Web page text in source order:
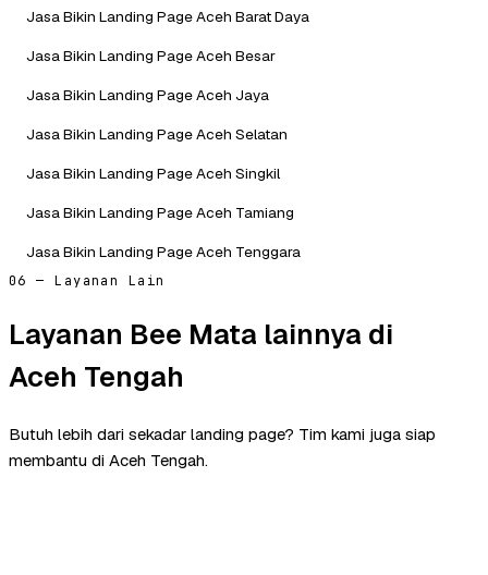
Jasa Bikin Landing Page Aceh Barat Daya
Jasa Bikin Landing Page Aceh Besar
Jasa Bikin Landing Page Aceh Jaya
Jasa Bikin Landing Page Aceh Selatan
Jasa Bikin Landing Page Aceh Singkil
Jasa Bikin Landing Page Aceh Tamiang
Jasa Bikin Landing Page Aceh Tenggara
06 — Layanan Lain
Layanan Bee Mata lainnya di
Aceh Tengah
Butuh lebih dari sekadar landing page? Tim kami juga siap
membantu di Aceh Tengah.